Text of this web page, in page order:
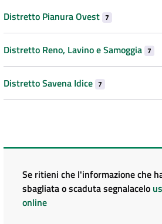
Distretto Pianura Ovest 7
Distretto Reno, Lavino e Samoggia 7
Distretto Savena Idice 7
Se ritieni che l'informazione che
sbagliata o scaduta segnalacelo
online